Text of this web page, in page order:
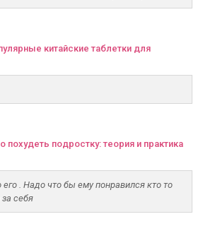
китайские таблетки для
похудеть подростку: теория и практика
. Надо что бы ему понравился кто то
за себя